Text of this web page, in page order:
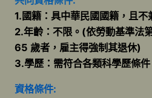
1.國籍：具中華民國國籍，且不
2.年齡：不限。(依勞動基準法
65 歲者，雇主得強制其退休)
3.學歷：需符合各類科學歷條件
資格條件: